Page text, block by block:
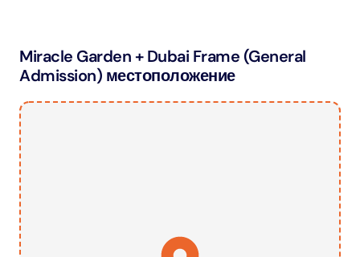
Miracle Garden + Dubai Frame (General
Admission) местоположение